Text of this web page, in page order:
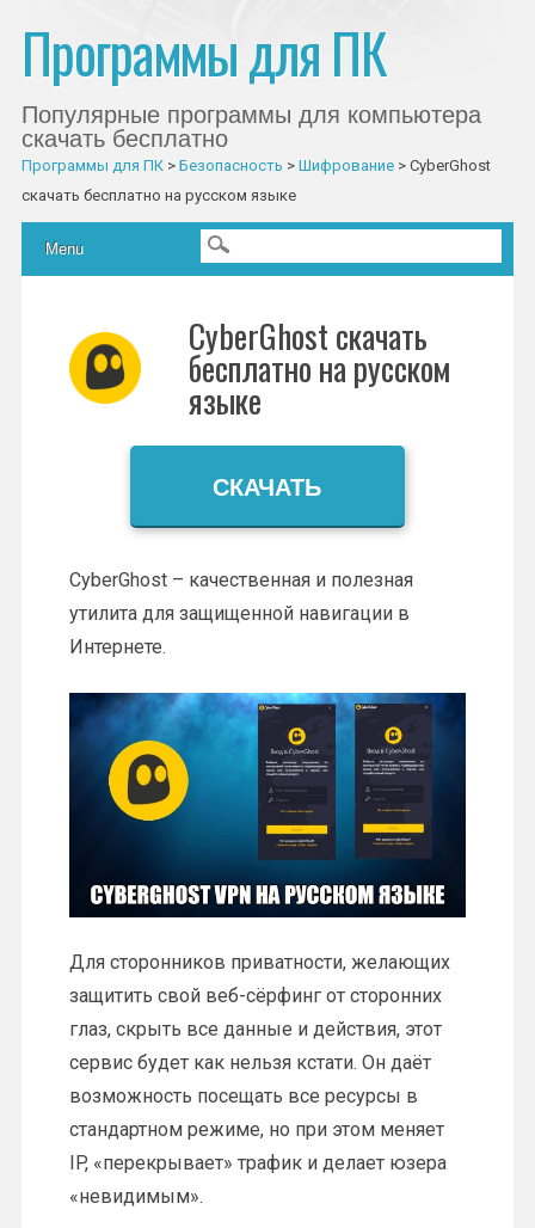
Программы для ПК
Популярные программы для компьютера
скачать бесплатно
Программы для ПК> Безопасность > Шифрование> CyberGhost
скачать бесплатно на русском языке
Главное меню
Skip to content
Menu
CyberGhost скачать
бесплатно на русском
языке
СКАЧАТЬ
CyberGhost – качественная и полезная
утилита для защищенной навигации в
Интернете.
Для сторонников приватности, желающих
защитить свой веб-сёрфинг от сторонних
глаз, скрыть все данные и действия, этот
сервис будет как нельзя кстати. Он даёт
возможность посещать все ресурсы в
стандартном режиме, но при этом меняет
IP, «перекрывает» трафик и делает юзера
«невидимым».